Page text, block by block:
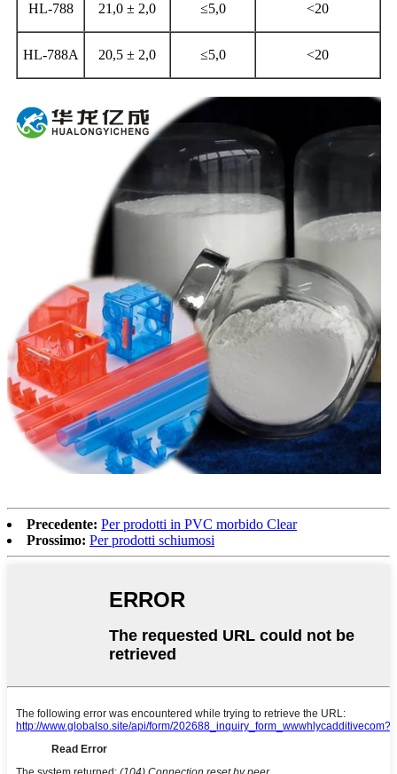
HL-788 21,0 ± 2,0 ≤5,0 <20
HL-788A 20,5 ± 2,0 ≤5,0 <20
Precedente: Per prodotti in PVC morbido Clear
Prossimo: Per prodotti schiumosi